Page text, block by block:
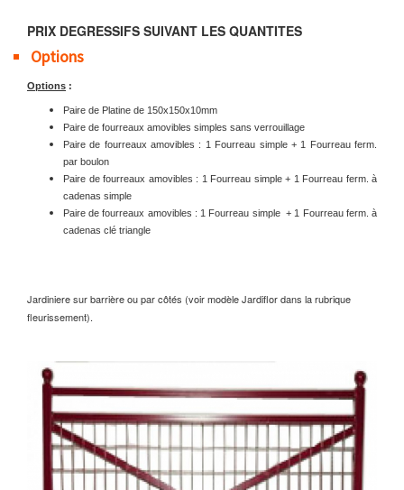
PRIX DEGRESSIFS SUIVANT LES QUANTITES
Options
Options :
Paire de Platine de 150x150x10mm
Paire de fourreaux amovibles simples sans verrouillage
Paire de fourreaux amovibles : 1 Fourreau simple + 1 Fourreau ferm.
par boulon
Paire de fourreaux amovibles : 1 Fourreau simple + 1 Fourreau ferm. à
cadenas simple
Paire de fourreaux amovibles : 1 Fourreau simple + 1 Fourreau ferm. à
cadenas clé triangle
Jardiniere sur barrière ou par côtés (voir modèle Jardiflor dans la rubrique
fleurissement).